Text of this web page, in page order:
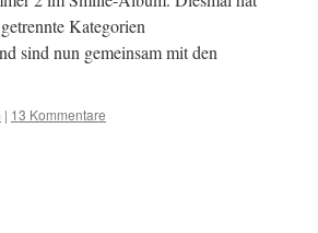
Kategorien
sind nun gemeinsam mit den
| 13 Kommentare